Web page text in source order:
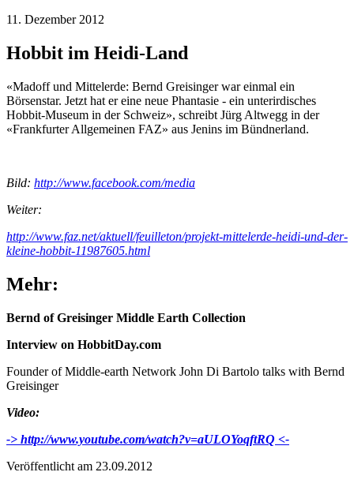
11. Dezember 2012
Hobbit im Heidi-Land
«Madoff und Mittelerde: Bernd Greisinger war einmal ein
Börsenstar. Jetzt hat er eine neue Phantasie - ein unterirdisches
Hobbit-Museum in der Schweiz», schreibt Jürg Altwegg in der
«Frankfurter Allgemeinen FAZ» aus Jenins im Bündnerland.
Bild: http://www.facebook.com/media
Weiter:
http://www.faz.net/aktuell/feuilleton/projekt-mittelerde-heidi-und-der-
kleine-hobbit-11987605.html
Mehr:
Bernd of Greisinger Middle Earth Collection
Interview on HobbitDay.com
Founder of Middle-earth Network John Di Bartolo talks with Bernd
Greisinger
Video:
-> http://www.youtube.com/watch?v=aULOYoqftRQ <-
Veröffentlicht am 23.09.2012